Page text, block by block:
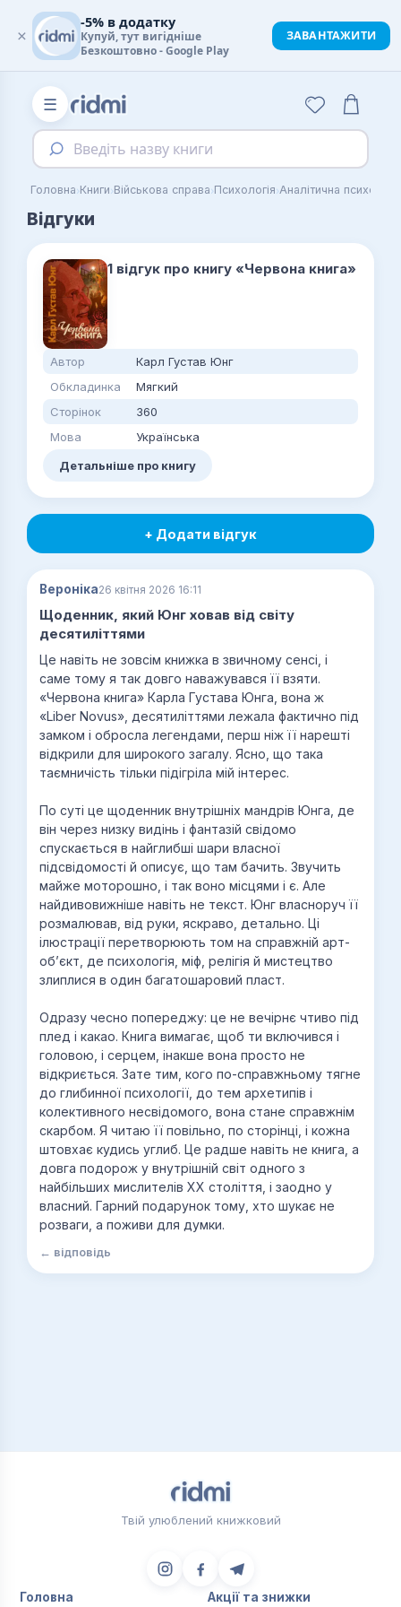
☰
Введіть назву книги
Головна›Книги›Військова справа›Психологія›Аналітична
Відгуки
1 відгук про книгу «Червона книга»
Автор
Карл Густав Юнг
Обкладинка
Мягкий
Сторінок
360
Мова
Українська
Детальніше про книгу
+ Додати відгук
Вероніка26 квітня 2026 16:11
Щоденник, який Юнг ховав від світу
десятиліттями
Це навіть не зовсім книжка в звичному сенсі, і
саме тому я так довго наважувався її взяти.
«Червона книга» Карла Густава Юнга, вона ж
«Liber Novus», десятиліттями лежала фактично під
замком і обросла легендами, перш ніж її нарешті
відкрили для широкого загалу. Ясно, що така
таємничість тільки підігріла мій інтерес.
По суті це щоденник внутрішніх мандрів Юнга, де
він через низку видінь і фантазій свідомо
спускається в найглибші шари власної
підсвідомості й описує, що там бачить. Звучить
майже моторошно, і так воно місцями і є. Але
найдивовижніше навіть не текст. Юнг власноруч її
розмалював, від руки, яскраво, детально. Ці
ілюстрації перетворюють том на справжній арт-
обʼєкт, де психологія, міф, релігія й мистецтво
злиплися в один багатошаровий пласт.
Одразу чесно попереджу: це не вечірнє чтиво під
плед і какао. Книга вимагає, щоб ти включився і
головою, і серцем, інакше вона просто не
відкриється. Зате тим, кого по-справжньому тягне
до глибинної психології, до тем архетипів і
колективного несвідомого, вона стане справжнім
скарбом. Я читаю її повільно, по сторінці, і кожна
штовхає кудись углиб. Це радше навіть не книга, а
довга подорож у внутрішній світ одного з
найбільших мислителів ХХ століття, і заодно у
власний. Гарний подарунок тому, хто шукає не
розваги, а поживи для думки.
← відповідь
Твій улюблений книжковий
Головна Акції та знижки
×
-5% в додатку
Купуй, тут вигідніше
Безкоштовно - Google Play
ЗАВАНТАЖИТИ